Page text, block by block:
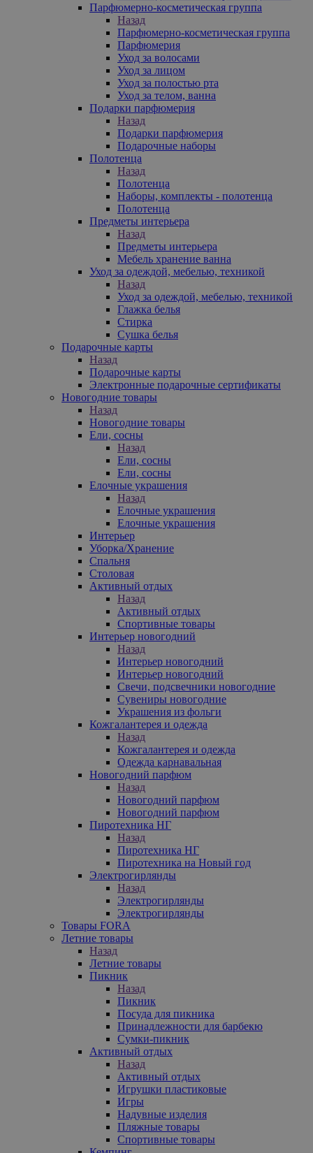
Парфюмерно-косметическая группа
Назад
Парфюмерно-косметическая группа
Парфюмерия
Уход за волосами
Уход за лицом
Уход за полостью рта
Уход за телом, ванна
Подарки парфюмерия
Назад
Подарки парфюмерия
Подарочные наборы
Полотенца
Назад
Полотенца
Наборы, комплекты - полотенца
Полотенца
Предметы интерьера
Назад
Предметы интерьера
Мебель хранение ванна
Уход за одеждой, мебелью, техникой
Назад
Уход за одеждой, мебелью, техникой
Глажка белья
Стирка
Сушка белья
Подарочные карты
Назад
Подарочные карты
Электронные подарочные сертификаты
Новогодние товары
Назад
Новогодние товары
Ели, сосны
Назад
Ели, сосны
Ели, сосны
Елочные украшения
Назад
Елочные украшения
Елочные украшения
Интерьер
Уборка/Хранение
Спальня
Столовая
Активный отдых
Назад
Активный отдых
Спортивные товары
Интерьер новогодний
Назад
Интерьер новогодний
Интерьер новогодний
Свечи, подсвечники новогодние
Сувениры новогодние
Украшения из фольги
Кожгалантерея и одежда
Назад
Кожгалантерея и одежда
Одежда карнавальная
Новогодний парфюм
Назад
Новогодний парфюм
Новогодний парфюм
Пиротехника НГ
Назад
Пиротехника НГ
Пиротехника на Новый год
Электрогирлянды
Назад
Электрогирлянды
Электрогирлянды
Товары FORA
Летние товары
Назад
Летние товары
Пикник
Назад
Пикник
Посуда для пикника
Принадлежности для барбекю
Сумки-пикник
Активный отдых
Назад
Активный отдых
Игрушки пластиковые
Игры
Надувные изделия
Пляжные товары
Спортивные товары